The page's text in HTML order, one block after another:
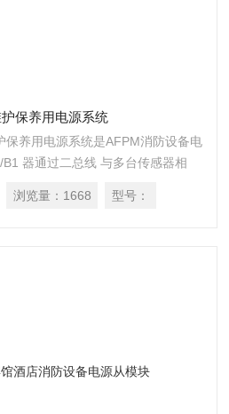
保养用电源系统
保养用电源系统是AFPM消防设备电
器通过二总线 与多台传感器相
浏览量： 1668 型号：